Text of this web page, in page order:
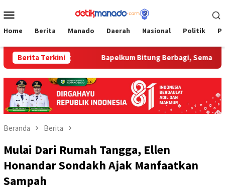
ke
Mobile
Home Berita Manado Daerah Nasional Politik
Berita Terkini
Bitung ‎Bapelkum Bitung Berbagi, Semarak
Beranda Berita
Mulai Dari Rumah Tangga, Ellen
Honandar Sondakh Ajak Manfaatkan
Sampah